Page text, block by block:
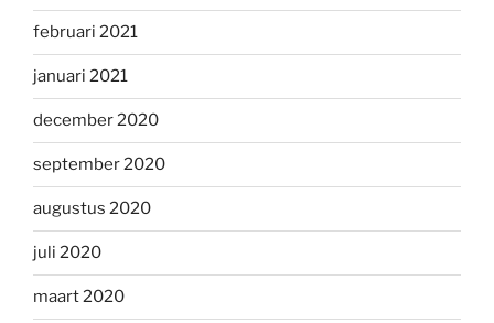
februari 2021
januari 2021
december 2020
september 2020
augustus 2020
juli 2020
maart 2020